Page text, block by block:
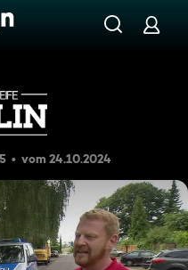
um den Wohnwagen
vom 24.10.2024